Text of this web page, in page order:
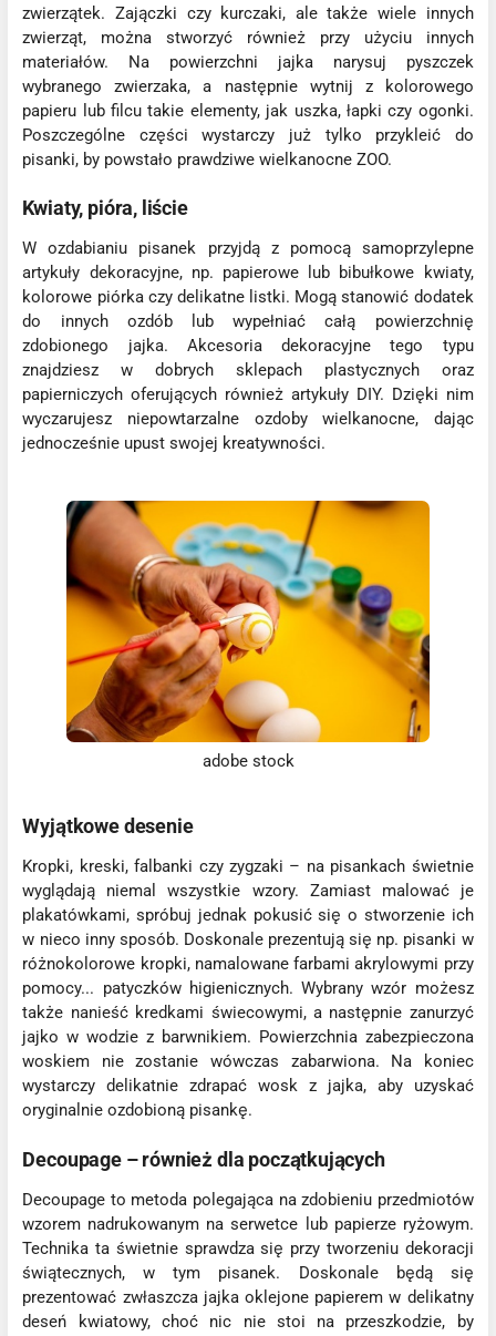
zwierzątek. Zajączki czy kurczaki, ale także wiele innych
zwierząt, można stworzyć również przy użyciu innych
materiałów. Na powierzchni jajka narysuj pyszczek
wybranego zwierzaka, a następnie wytnij z kolorowego
papieru lub filcu takie elementy, jak uszka, łapki czy ogonki.
Poszczególne części wystarczy już tylko przykleić do
pisanki, by powstało prawdziwe wielkanocne ZOO.
Kwiaty, pióra, liście
W ozdabianiu pisanek przyjdą z pomocą samoprzylepne
artykuły dekoracyjne, np. papierowe lub bibułkowe kwiaty,
kolorowe piórka czy delikatne listki. Mogą stanowić dodatek
do innych ozdób lub wypełniać całą powierzchnię
zdobionego jajka. Akcesoria dekoracyjne tego typu
znajdziesz w dobrych sklepach plastycznych oraz
papierniczych oferujących również artykuły DIY. Dzięki nim
wyczarujesz niepowtarzalne ozdoby wielkanocne, dając
jednocześnie upust swojej kreatywności.
adobe stock
Wyjątkowe desenie
Kropki, kreski, falbanki czy zygzaki – na pisankach świetnie
wyglądają niemal wszystkie wzory. Zamiast malować je
plakatówkami, spróbuj jednak pokusić się o stworzenie ich
w nieco inny sposób. Doskonale prezentują się np. pisanki w
różnokolorowe kropki, namalowane farbami akrylowymi przy
pomocy... patyczków higienicznych. Wybrany wzór możesz
także nanieść kredkami świecowymi, a następnie zanurzyć
jajko w wodzie z barwnikiem. Powierzchnia zabezpieczona
woskiem nie zostanie wówczas zabarwiona. Na koniec
wystarczy delikatnie zdrapać wosk z jajka, aby uzyskać
oryginalnie ozdobioną pisankę.
Decoupage – również dla początkujących
Decoupage to metoda polegająca na zdobieniu przedmiotów
wzorem nadrukowanym na serwetce lub papierze ryżowym.
Technika ta świetnie sprawdza się przy tworzeniu dekoracji
świątecznych, w tym pisanek. Doskonale będą się
prezentować zwłaszcza jajka oklejone papierem w delikatny
deseń kwiatowy, choć nic nie stoi na przeszkodzie, by